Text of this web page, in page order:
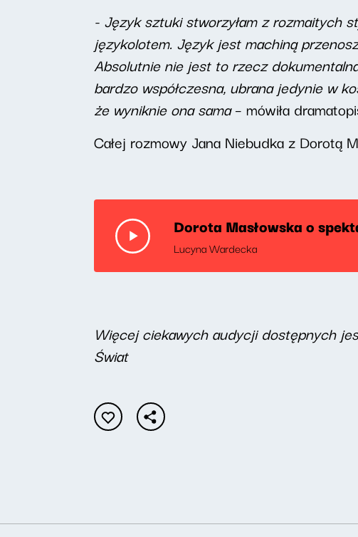
- Język sztuki stworzyłam z rozmaitych
językolotem. Język jest machiną
Absolutnie nie jest to rzecz
bardzo współczesna, ubrana jedynie w
że wyniknie ona sama– mówiła
Całej rozmowy Jana Niebudka z Dorotą
Dorota Masłowska o
Lucyna Wardecka
Więcej ciekawych audycji dostępnych
Świat